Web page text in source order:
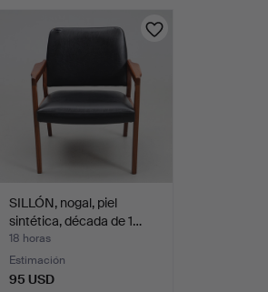
SILLÓN, nogal, piel
sintética, década de 1…
18 horas
Estimación
95 USD